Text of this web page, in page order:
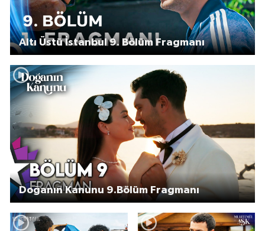
Altı Üstü İstanbul 9. Bölüm Fragmanı
Doğanın Kanunu 9.Bölüm Fragmanı